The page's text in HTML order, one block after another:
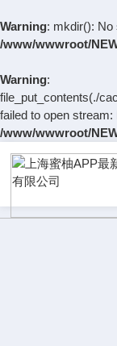
Warning: mkdir(): No
/www/wwwroot/
Warning:
file_put_contents(./
failed to open
/www/wwwroot/